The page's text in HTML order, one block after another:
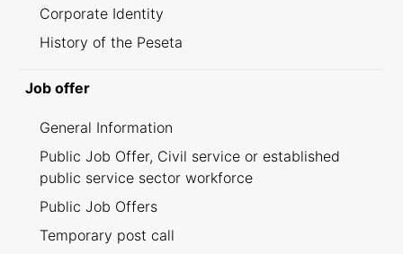
Corporate Identity
History of the Peseta
Job offer
General Information
Public Job Offer, Civil service or established
public service sector workforce
Public Job Offers
Temporary post call